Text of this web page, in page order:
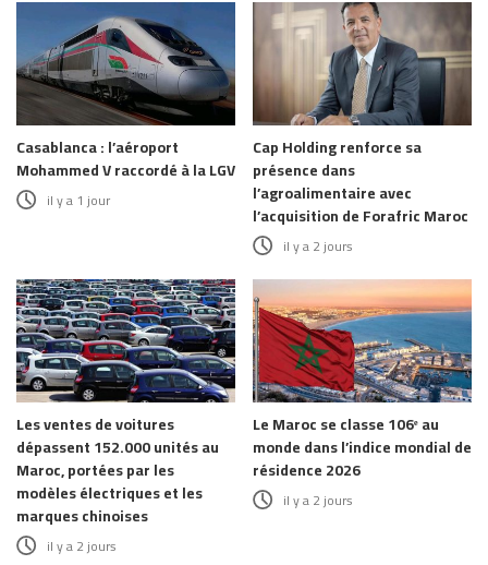
Casablanca : l’aéroport
Mohammed V raccordé à la LGV
il y a 1 jour
Cap Holding renforce sa
présence dans
l’agroalimentaire avec
l’acquisition de Forafric Maroc
il y a 2 jours
Les ventes de voitures
dépassent 152.000 unités au
Maroc, portées par les
modèles électriques et les
marques chinoises
il y a 2 jours
Le Maroc se classe 106ᵉ au
monde dans l’indice mondial de
résidence 2026
il y a 2 jours